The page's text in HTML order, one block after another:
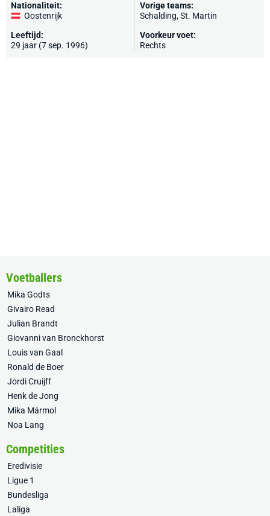
Nationaliteit:
Oostenrijk
Leeftijd:
29 jaar (7 sep. 1996)
Vorige teams:
Schalding, St. Martin
Voorkeur voet:
Rechts
Voetballers
Mika Godts
Givairo Read
Julian Brandt
Giovanni van Bronckhorst
Louis van Gaal
Ronald de Boer
Jordi Cruijff
Henk de Jong
Mika Mármol
Noa Lang
Competities
Eredivisie
Ligue 1
Bundesliga
Laliga